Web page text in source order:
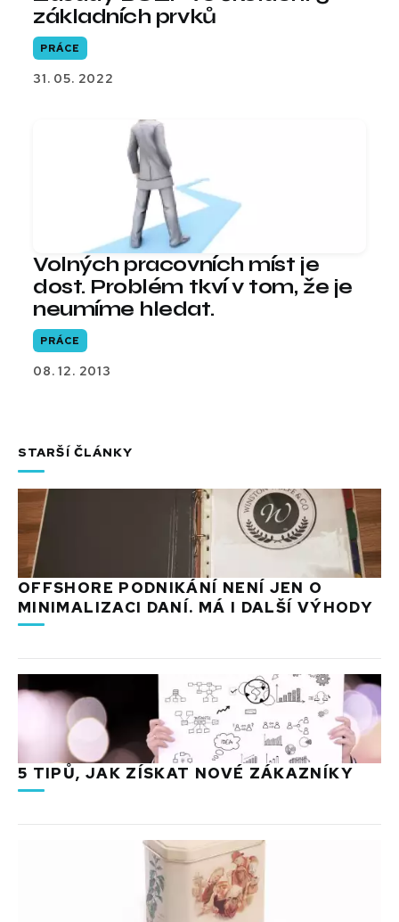
základních prvků
PRÁCE
31. 05. 2022
Volných pracovních míst je
dost. Problém tkví v tom, že je
neumíme hledat.
PRÁCE
08. 12. 2013
STARŠÍ ČLÁNKY
OFFSHORE PODNIKÁNÍ NENÍ JEN O
MINIMALIZACI DANÍ. MÁ I DALŠÍ VÝHODY
5 TIPŮ, JAK ZÍSKAT NOVÉ ZÁKAZNÍKY